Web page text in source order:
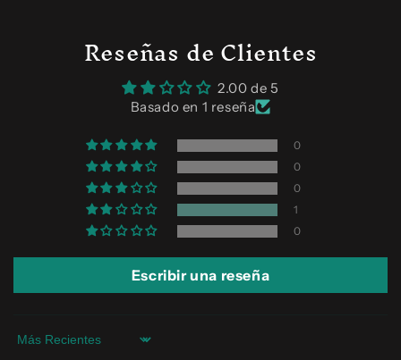
Reseñas de Clientes
2.00 de 5
Basado en 1 reseña
0
0
0
1
0
Escribir una reseña
Sort by